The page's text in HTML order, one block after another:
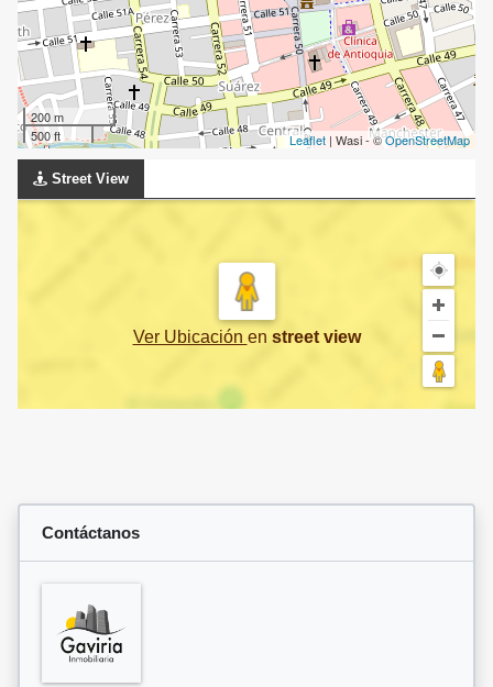
200 m
500 ft
Leaflet | Wasi - ©OpenStreetMap
Street View
Ver Ubicación en street view
Contáctanos